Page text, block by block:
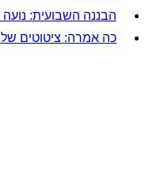
הבננה השבועית: נועה
כה אמרה: ציטוטים